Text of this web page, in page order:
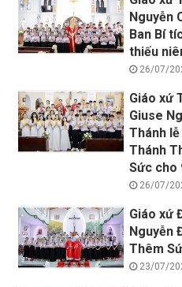
Nguyễn
Ban Bí
thiếu
26/07/
Giáo xứ
Giuse
Thánh
Thánh
Sức cho
26/07/
Giáo xứ
Nguyễn
Thêm
23/07/